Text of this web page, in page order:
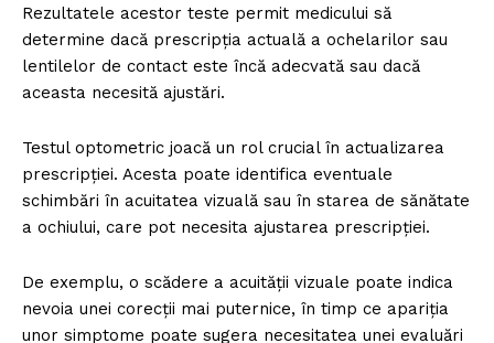
Rezultatele acestor teste permit medicului să
determine dacă prescripția actuală a ochelarilor sau
lentilelor de contact este încă adecvată sau dacă
aceasta necesită ajustări.
Testul optometric joacă un rol crucial în actualizarea
prescripției. Acesta poate identifica eventuale
schimbări în acuitatea vizuală sau în starea de sănătate
a ochiului, care pot necesita ajustarea prescripției.
De exemplu, o scădere a acuității vizuale poate indica
nevoia unei corecții mai puternice, în timp ce apariția
unor simptome poate sugera necesitatea unei evaluări